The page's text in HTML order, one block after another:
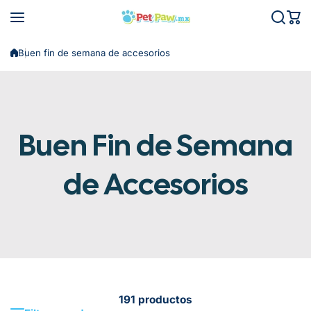
Buen fin de semana de accesorios
Buen Fin de Semana
de Accesorios
191 productos